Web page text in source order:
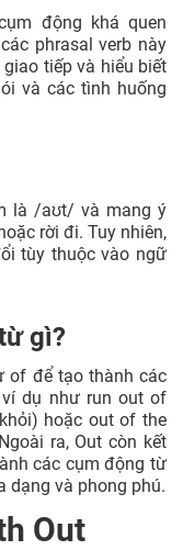
động khá quen
phrasal verb này
tiếp và hiểu biết
và các tình huống
là /aʊt/ và mang ý
rời đi. Tuy nhiên,
tùy thuộc vào ngữ
gì?
of để tạo thành các
dụ như run out of
hoặc out of the
ra, Out còn kết
các cụm động từ
dạng và phong phú.
Out